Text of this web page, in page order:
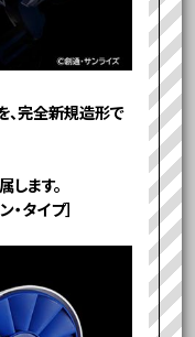
、​完全新規造形で
ます。​
・タイプ］​